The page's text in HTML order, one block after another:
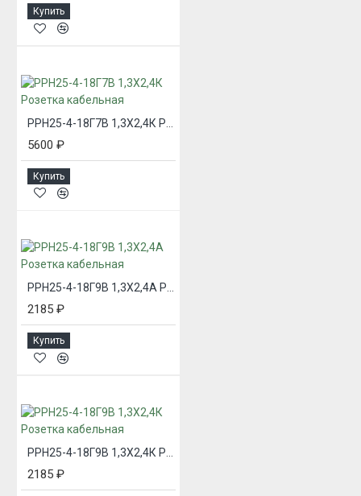
Купить
5600 ₽
Купить
РРН25-4-18Г9В 1,3Х2,4А Розетка кабельная
2185 ₽
Купить
РРН25-4-18Г9В 1,3Х2,4К Розетка кабельная
2185 ₽